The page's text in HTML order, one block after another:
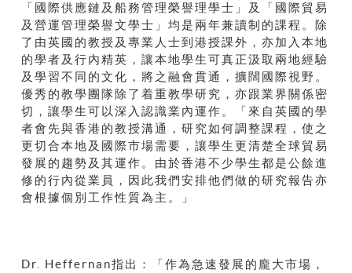
「國際供應鏈及船務管理榮譽理學士」及「國際貿易
及營運管理榮譽文學士」均是兩年兼讀制的課程。除
了由英國的教授及專業人士到港授課外，亦加入本地
的學者及行內精英，讓本地學生可真正汲取兩地經驗
及學習不同的文化，將之融會貫通，擴闊國際視野。
優秀的教學團隊除了着重教學研究，亦跟業界關係密
切，讓學生可以深入認識業內運作。「來自英國的學
者會先與香港的教授溝通，研究如何調整課程，使之
更切合本地及國際市場需要，讓學生更清楚全球貿易
發展的趨勢及其運作。由於香港不少學生都是公餘進
修的行內從業員，因此我們安排他們做的研究報告亦
會根據個別工作性質為主。」
Dr. Heffernan指出：「作為急速發展的龐大市場，